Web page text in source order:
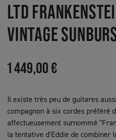
LTD
VINTAGE
1 449,00 €
Il existe très peu de guitares
compagnon à six cordes préféré
affectueusement surnommé
la tentative d'Eddie de combiner